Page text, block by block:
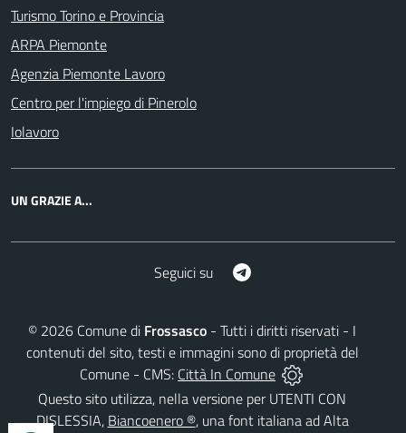
Turismo Torino e Provincia
ARPA Piemonte
Agenzia Piemonte Lavoro
Centro per l'impiego di Pinerolo
Iolavoro
UN GRAZIE A...
Seguici su
© 2026 Comune di Frossasco - Tutti i diritti riservati - I
contenuti del sito, testi e immagini sono di proprietà del
Comune - CMS: Città In Comune
Questo sito utilizza, nella versione per UTENTI CON
DISLESSIA, Biancoenero ®, una font italiana ad Alta